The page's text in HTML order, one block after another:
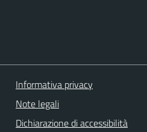
Informativa privacy
Note legali
Dichiarazione di accessibilità